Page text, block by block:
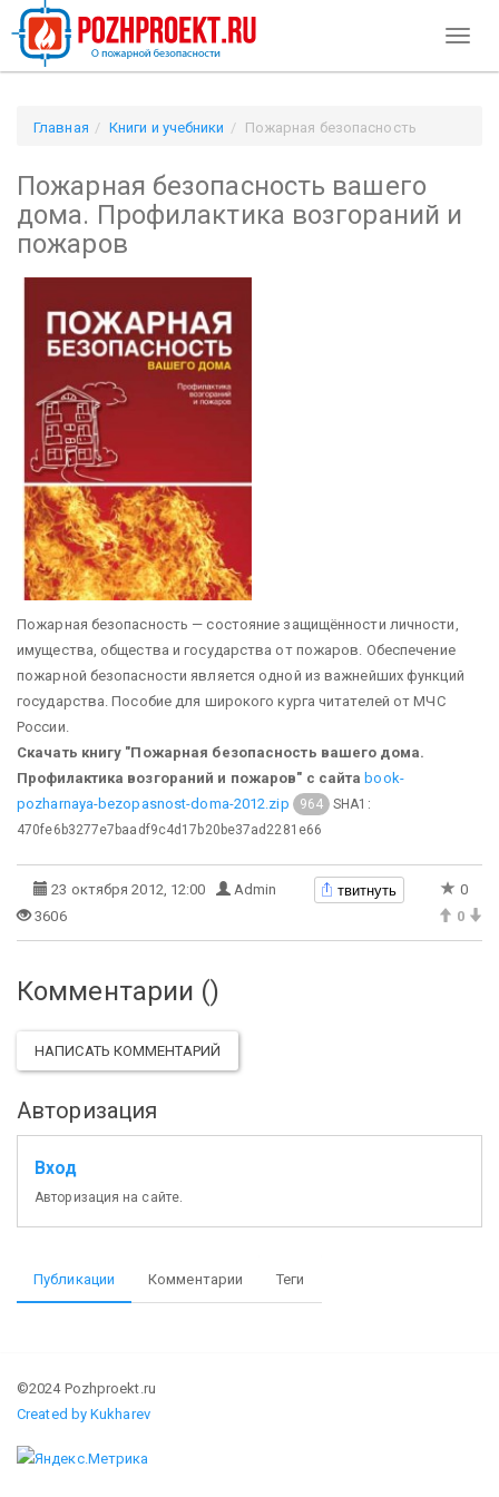
Главная Книги и учебники
Пожарная безопасность
Пожарная безопасность вашего
дома. Профилактика возгораний и
пожаров
Пожарная безопасность — состояние защищённости личности,
имущества, общества и государства от пожаров. Обеспечение
пожарной безопасности является одной из важнейших функций
государства. Пособие для широкого курга читателей от МЧС
России.
Скачать книгу "Пожарная безопасность вашего дома.
Профилактика возгораний и пожаров" с сайта book-
pozharnaya-bezopasnost-doma-2012.zip
964
SHA1:
470fe6b3277e7baadf9c4d17b20be37ad2281e66
23 октября 2012, 12:00 Admin твитнуть
0
3606
0
Комментарии ()
НАПИСАТЬ КОММЕНТАРИЙ
Авторизация
Вход
Авторизация на сайте.
Публикации Комментарии Теги
©2024 Pozhproekt.ru
Created by Kukharev